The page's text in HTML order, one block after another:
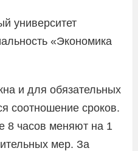
университет
«Экономика
и для обязательных
соотношение сроков.
8 часов меняют на 1
мер. За